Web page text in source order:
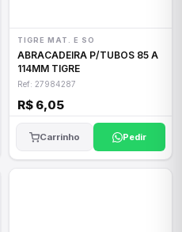
TIGRE MAT. E SO
ABRACADEIRA P/TUBOS 85 A
114MM TIGRE
Ref: 27984287
R$ 6,05
Carrinho Pedir